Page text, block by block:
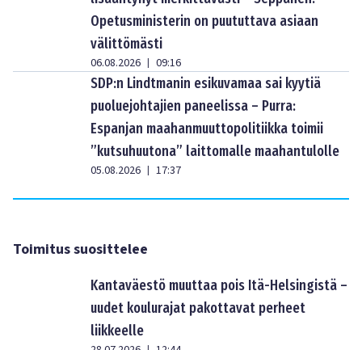
Opetusministerin on puututtava asiaan
välittömästi
06.08.2026 | 09:16
SDP:n Lindtmanin esikuvamaa sai kyytiä
puoluejohtajien paneelissa – Purra:
Espanjan maahanmuuttopolitiikka toimii
”kutsuhuutona” laittomalle maahantulolle
05.08.2026 | 17:37
Toimitus suosittelee
Kantaväestö muuttaa pois Itä-Helsingistä –
uudet koulurajat pakottavat perheet
liikkeelle